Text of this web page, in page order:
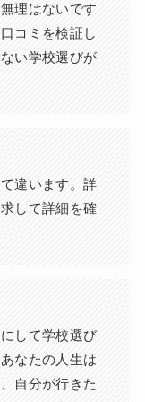
理はないです
コミを検証し
い学校選びが
違います。詳
して詳細を確
して学校選び
なたの人生は
自分が行きた